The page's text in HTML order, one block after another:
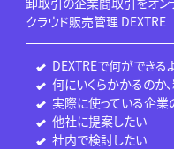
クラウド販売管理 DEXTRE
DEXTREで何ができる
何にいくらかかるのか
実際に使っている企
他社に提案したい
社内で検討したい